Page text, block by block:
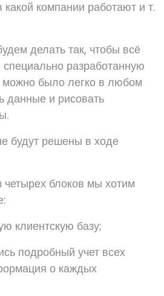
какой компании работают и т.
делать так, чтобы всё
разработанную
можно было легко в любом
данные и рисовать
будут решены в ходе
четырех блоков мы хотим
клиентскую базу;
подробный учет всех
о каждых